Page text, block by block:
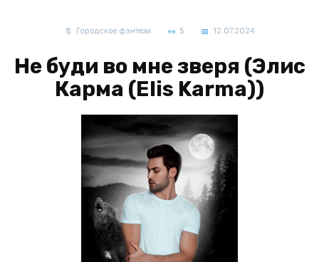
Городское фэнтези 5 12.07.2024
Не буди во мне зверя (Элис
Карма (Elis Karma))